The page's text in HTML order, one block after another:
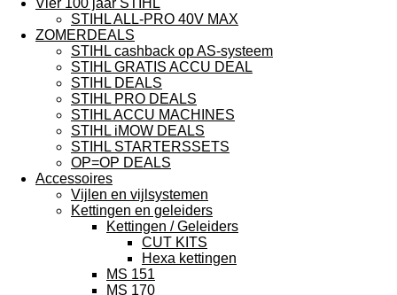
Vier 100 jaar STIHL
STIHL ALL-PRO 40V MAX
ZOMERDEALS
STIHL cashback op AS-systeem
STIHL GRATIS ACCU DEAL
STIHL DEALS
STIHL PRO DEALS
STIHL ACCU MACHINES
STIHL iMOW DEALS
STIHL STARTERSSETS
OP=OP DEALS
Accessoires
Vijlen en vijlsystemen
Kettingen en geleiders
Kettingen / Geleiders
CUT KITS
Hexa kettingen
MS 151
MS 170